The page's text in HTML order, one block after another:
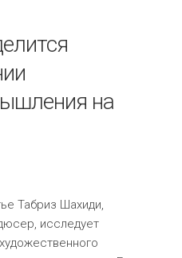
на
Табриз Шахиди,
исследует